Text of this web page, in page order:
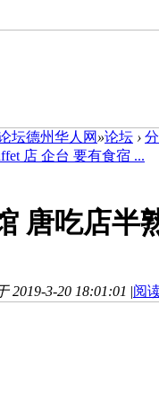
坛德州华人网 »论坛 ›
店 企台 要有食宿 ...
唐吃店半
2019-3-20 18:01:01 |阅